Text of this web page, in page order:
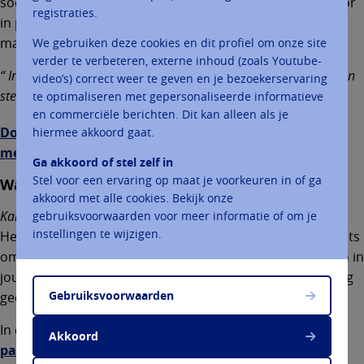
in principe iedere priester contacteren en een afspraak
maken.
In jongerenvieringen is het verzoeningsgesprek ingebed in een
stemmige liturgie met veel stilte en meditatieve muziek.
Download een voorbeeld van een verzoeningsviering
met suggesties voor het gewetensonderzoek.
Waarom?
Kan ik de verzoening met God niet zelf regelen in mijn gebed?
Het persoonlijke gebed is vanzelfsprekend de eerste plaats
om aan verzoening en vergeving te werken. Niemand kan in
jouw plaats biechten of boeten. Maar daarmee heb je nog
geen zichtbaar teken van vergeving.
In een
ontmoeting met eerstecommunicanten legde
paus Benedictus XVI
Wij maken onze
registraties.
We gebruiken deze cookies en dit profiel om onze site
verder te verbeteren, externe inhoud (zoals Youtube-
video’s) correct weer te geven en je bezoekerservaring
te optimaliseren met gepersonaliseerde informatieve
en commerciële berichten. Dit kan alleen als je
hiermee akkoord gaat.
Ga akkoord of stel zelf in
Stel voor een ervaring op maat je voorkeuren in of ga
akkoord met alle cookies. Bekijk onze
gebruiksvoorwaarden voor meer informatie of om je
instellingen te wijzigen.
Gebruiksvoorwaarden
Akkoord